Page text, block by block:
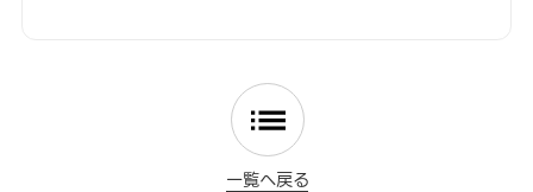
一覧へ戻る